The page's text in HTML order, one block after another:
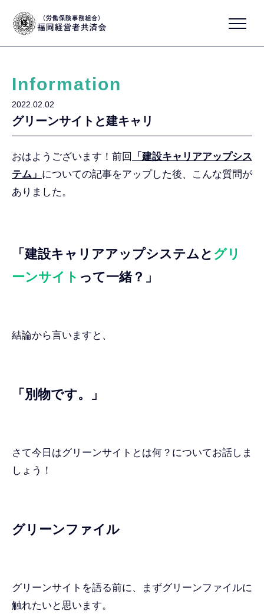
Information
2022.02.02
グリーンサイトと建キャリ
おはようございます！前回
「建設キャリアアップシス
テム」 についての記事をアップした後、こんな質問が
ありました。
「建設キャリアアップシステムと グリ
ーンサイト って一緒？」
結論から言いますと、
「別物です。」
さて今日はグリーンサイトとは何？についてお話しま
しょう！
グリーンファイル
グリーンサイトを語る前に、まずグリーンファイルに
触れたいと思います。